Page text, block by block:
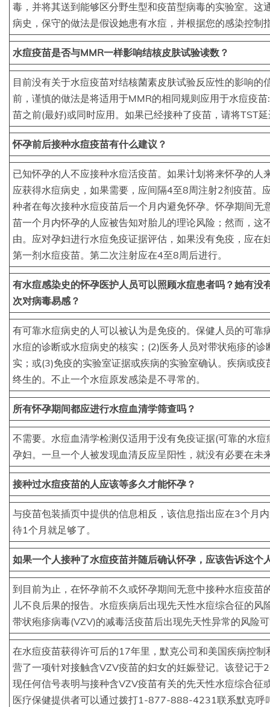
毒，并将其送到能够区分野生型和疫苗型病毒的实验室。这
病史，保守的做法是假设她患有水痘，并根据您的感染控制
水痘疫苗是否与MMR一样影响结核皮肤试验读数？
目前没有关于水痘疫苗对结核菌素皮肤试验反应性的影响的
前，谨慎的做法是将适用于MMR的相同规则应用于水痘疫
苗之前(最好)或同时应用。如果已经接种了疫苗，请将TST
怀孕前后接种水痘疫苗有什么建议？
已知怀孕的人不应接种水痘活疫苗。如果计划将来怀孕的人
应获得水痘病史，如果需要，应间隔4至8周注射2剂疫苗。
种者在每次接种水痘疫苗后一个月内避免怀孕。怀孕期间无
苗一个月内怀孕的人应被告知对胎儿的理论风险；然而，这
由。应对孕妇进行水痘免疫证据评估，如果没有免疫，应在
第一剂水痘疫苗。第二次注射应在4至8周后进行。
有水痘感染史的怀孕医护人员可以照顾水痘患者吗？她有没
次对病毒易感？
有可靠水痘病史的人可以被认为是免疫的。保健人员的可靠
水痘的诊断或水痘病史的核实；(2)医务人员对带状疱疹的
实；或(3)免疫的实验室证据或疾病的实验室确认。疾病或
终生的。不止一个水痘原发感染是不寻常的。
所有怀孕期间都应进行水痘血清学筛查吗？
不需要。水痘血清学检测仅适用于没有免疫证据(可靠的水
孕妇。一旦一个人被发现血清反应呈阳性，就没有必要在未
接种过水痘疫苗的人应该等多久才能怀孕？
与疫苗包装插页中提供的信息相反，该信息指出应在3个月
待1个月就足够了。
如果一个人接种了水痘疫苗并随后确认怀孕，应该告诉这个
到目前为止，在怀孕前不久或怀孕期间无意中接种水痘疫苗
儿不良后果的报告。水痘疾病后出现先天性水痘综合征的风
带状疱疹病毒(VZV)的减毒活疫苗后出现先天性异常的风险
在水痘疫苗获得许可后的17年里，默克公司和美国疾病控制
营了一项针对接触含VZV疫苗的妇女的妊娠登记。该登记于
现任何信号表明与接种含VZV疫苗有关的先天性水痘综合征
医疗保健提供者可以通过拨打1-877-888-4231联系默克呼